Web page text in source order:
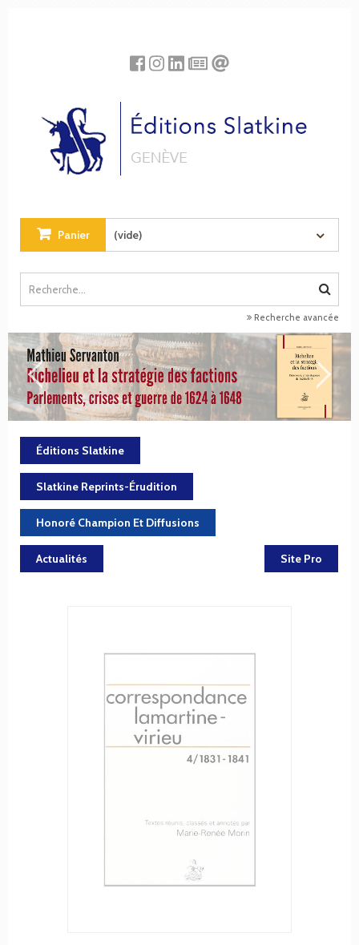
Panier (vide)
Recherche avancée
Éditions Slatkine
Slatkine Reprints-Érudition
Honoré Champion Et Diffusions
Actualités Site Pro